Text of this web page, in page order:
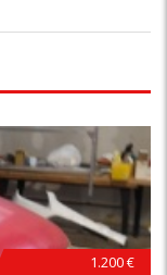
1.200 €